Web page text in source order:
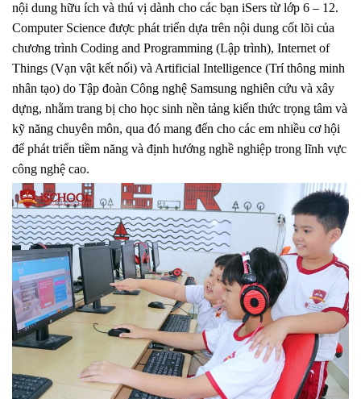
nội dung hữu ích và thú vị dành cho các bạn iSers từ lớp 6 – 12.
Computer Science được phát triển dựa trên nội dung cốt lõi của
chương trình Coding and Programming (Lập trình), Internet of
Things (Vạn vật kết nối) và Artificial Intelligence (Trí thông minh
nhân tạo) do Tập đoàn Công nghệ Samsung nghiên cứu và xây
dựng, nhằm trang bị cho học sinh nền tảng kiến thức trọng tâm và
kỹ năng chuyên môn, qua đó mang đến cho các em nhiều cơ hội
để phát triển tiềm năng và định hướng nghề nghiệp trong lĩnh vực
công nghệ cao.